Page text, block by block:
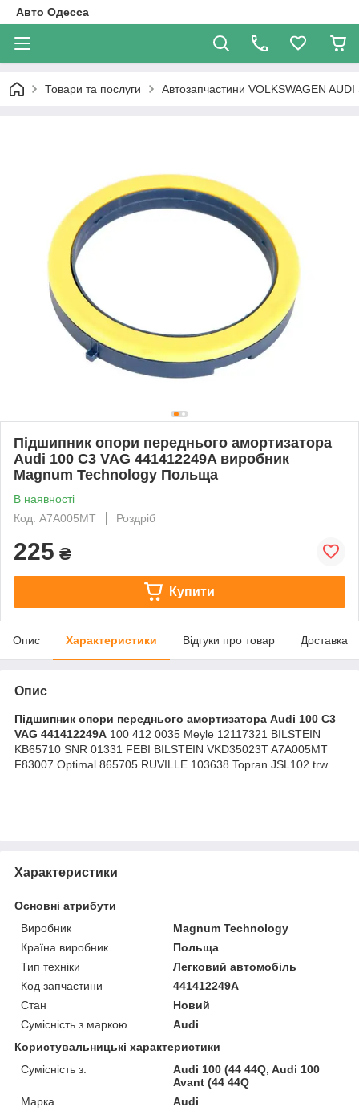
Авто Одесса
Товари та послуги Автозапчастини VOLKSWAGEN AUDI
Підшипник опори переднього амортизатора
Audi 100 C3 VAG 441412249A виробник
Magnum Technology Польща
В наявності
Код: A7A005MT
Роздріб
225 ₴
Купити
Опис Характеристики Відгуки про товар Доставка
Опис
Підшипник опори переднього амортизатора Audi 100 C3
VAG 441412249A 100 412 0035 Meyle 12117321 BILSTEIN
KB65710 SNR 01331 FEBI BILSTEIN VKD35023T A7A005MT
F83007 Optimal 865705 RUVILLE 103638 Topran JSL102 trw
Характеристики
Основні атрибути
Виробник
Magnum Technology
Країна виробник
Польща
Тип техніки
Легковий автомобіль
Код запчастини
441412249A
Стан
Новий
Сумісність з маркою
Audi
Користувальницькі характеристики
Сумісність з:
Audi 100 (44 44Q, Audi 100
Avant (44 44Q
Марка
Audi